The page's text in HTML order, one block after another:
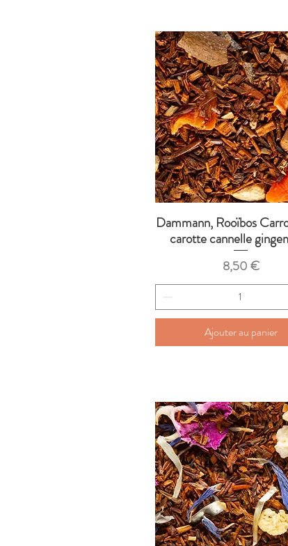
Aperçu rapide
Dammann, Rooïbos
carotte cannelle
Prix
8,50 €
Ajouter au panier